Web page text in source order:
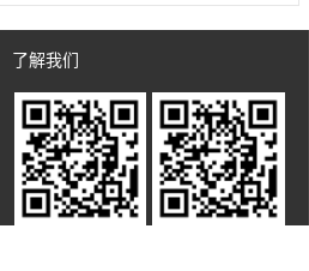
了解我们